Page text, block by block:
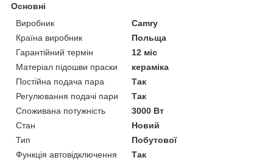
Основні
Виробник
Camry
Країна виробник
Польща
Гарантійний термін
12 міс
Матеріал підошви праски
кераміка
Постійна подача пара
Так
Регулювання подачі пари
Так
Споживана потужність
3000 Вт
Стан
Новий
Тип
Побутової
Функція автовідключення
Так